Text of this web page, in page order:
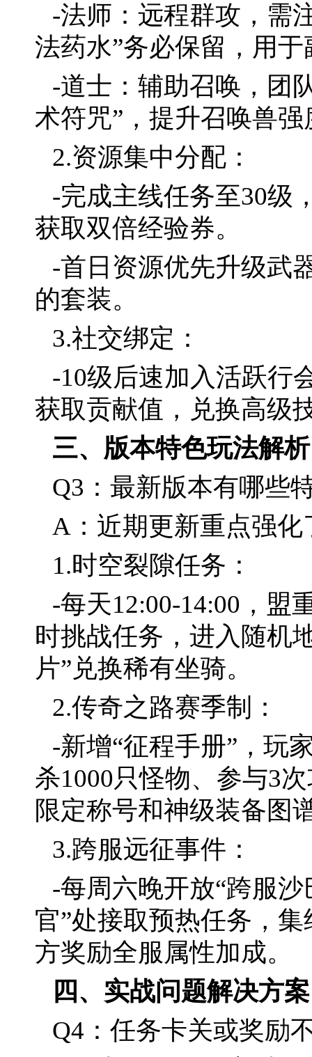
-法师：远程群攻，需
法药水”务必保留，用
-道士：辅助召唤，团
术符咒”，提升召唤兽强
2.资源集中分配：
-完成主线任务至30级
获取双倍经验券。
-首日资源优先升级武
的套装。
3.社交绑定：
-10级后速加入活跃行
获取贡献值，兑换高级
三、版本特色玩法解析
Q3：最新版本有哪些
A：近期更新重点强化
1.时空裂隙任务：
-每天12:00-14:00，盟
时挑战任务，进入随机
片”兑换稀有坐骑。
2.传奇之路赛季制：
-新增“征程手册”，玩
杀1000只怪物、参与3
限定称号和神级装备图
3.跨服远征事件：
-每周六晚开放“跨服
官”处接取预热任务，
方奖励全服属性加成。
四、实战问题解决方案
Q4：任务卡关或奖励